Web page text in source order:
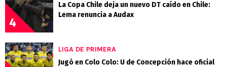
4
La Copa Chile deja un nuevo DT caído en Chile:
Lema renuncia a Audax
LIGA DE PRIMERA
Jugó en Colo Colo: U de Concepción hace oficial